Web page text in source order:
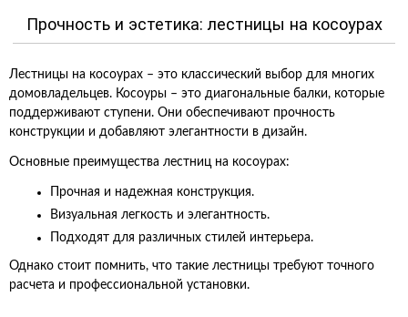
Прочность и эстетика: лестницы на косоурах
Лестницы на косоурах – это классический выбор для многих
домовладельцев. Косоуры – это диагональные балки, которые
поддерживают ступени. Они обеспечивают прочность
конструкции и добавляют элегантности в дизайн.
Основные преимущества лестниц на косоурах:
Прочная и надежная конструкция.
Визуальная легкость и элегантность.
Подходят для различных стилей интерьера.
Однако стоит помнить, что такие лестницы требуют точного
расчета и профессиональной установки.